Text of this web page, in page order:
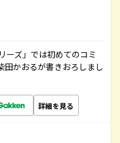
ーズ」では初めてのコミ
田かおるが書きおろしまし
詳細を見る